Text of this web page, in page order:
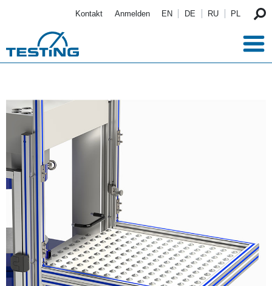
Kontakt Anmelden EN DE RU PL